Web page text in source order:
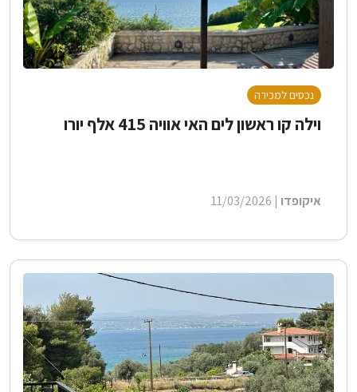
נכסים למכירה
וילה קו ראשון לים האי אוויה 415 אלף יורו
איקופדו | 11/03/2026